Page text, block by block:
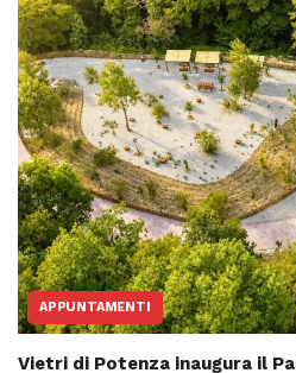
APPUNTAMENTI
Vietri di Potenza inaugura il